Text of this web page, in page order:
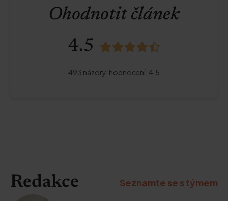
Ohodnotit článek
4.5
493 názory, hodnocení:4.5
Redakce Seznamte se s týmem